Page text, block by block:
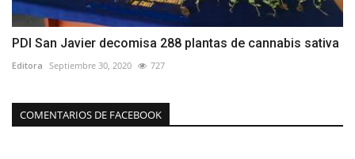
PDI San Javier decomisa 288 plantas de cannabis sativa
Editora Septiembre 30, 2020 727
COMENTARIOS DE FACEBOOK